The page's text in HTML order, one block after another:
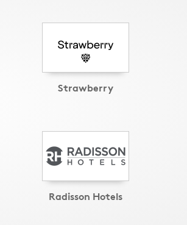
Strawberry
Radisson Hotels